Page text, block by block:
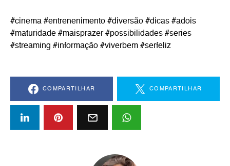
#cinema #entrenenimento #diversão #dicas #adois
#maturidade #maisprazer #possibilidades #series
#streaming #informação #viverbem #serfeliz
COMPARTILHAR COMPARTILHAR